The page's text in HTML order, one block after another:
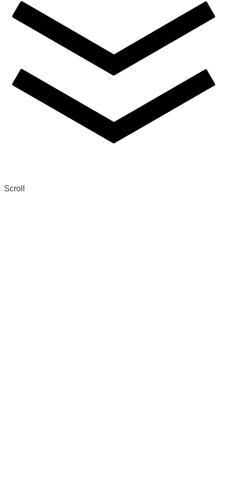
Scroll